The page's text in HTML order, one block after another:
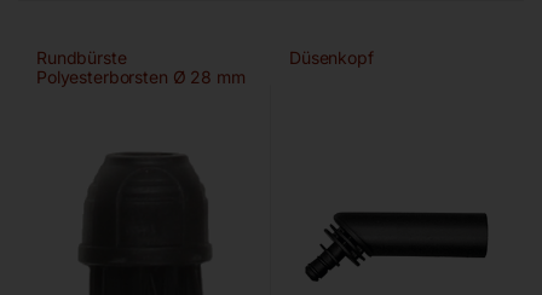
Rundbürste
Polyesterborsten Ø 28 mm
Düsenkopf